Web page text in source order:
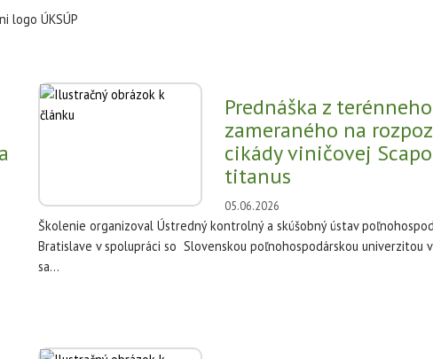
Prednáška z
zameraného na
cikády viničovej
titanus
05.06.2026
Školenie organizoval Ústredný kontrolný a skúšobný ústav
Bratislave v spolupráci so Slovenskou poľnohospodárskou univerzitou
sa...